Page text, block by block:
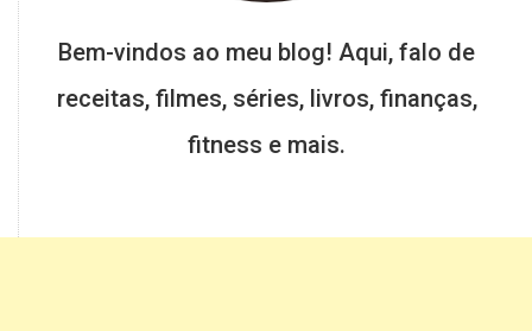
Bem-vindos ao meu blog! Aqui, falo de
receitas, filmes, séries, livros, finanças,
fitness e mais.